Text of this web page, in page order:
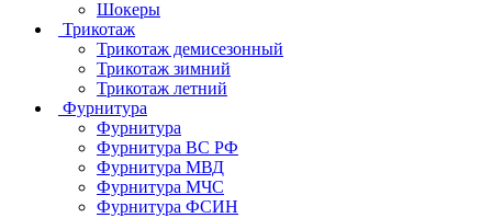
Шокеры
Трикотаж
Трикотаж демисезонный
Трикотаж зимний
Трикотаж летний
Фурнитура
Фурнитура
Фурнитура ВС РФ
Фурнитура МВД
Фурнитура МЧС
Фурнитура ФСИН